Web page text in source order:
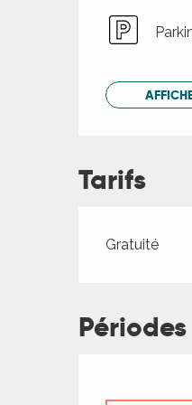
Tarifs
Tarifs 2026
Gratuité